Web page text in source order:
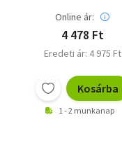
Online ár:
4 478 Ft
Eredeti ár: 4 975 Ft
Kosárba
1 - 2 munkanap